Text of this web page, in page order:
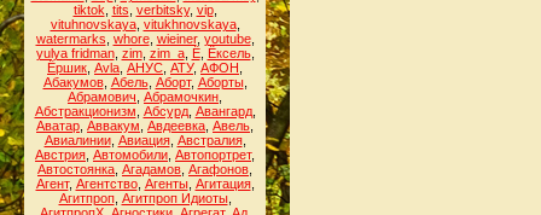
tiktok tits verbitsky, vip,
vituhnovskaya, vitukhnovskaya,
watermarks whore, wieiner, youtube,
yulya fridman, zim, zim_a, Ё, Ёксель,
Ёршик Аvla АНУС АТУ, АФОН
Абакумов, Абель, Аборт, Аборты,
Абрамович Абрамочкин
Абстракционизм Абсурд, Авангард,
Аватар Аввакум Авдеевка Авель
Авиалинии, Авиация, Австралия,
Австрия Автомобили Автопортрет,
Автостоянка Агадамов Агафонов
Агент, Агентство, Агенты, Агитация,
Агитпроп, Агитпроп Идиоты,